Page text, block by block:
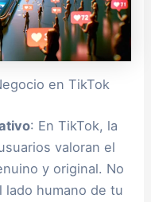
en TikTok
: En TikTok, la
valoran el
y original. No
lado humano de tu